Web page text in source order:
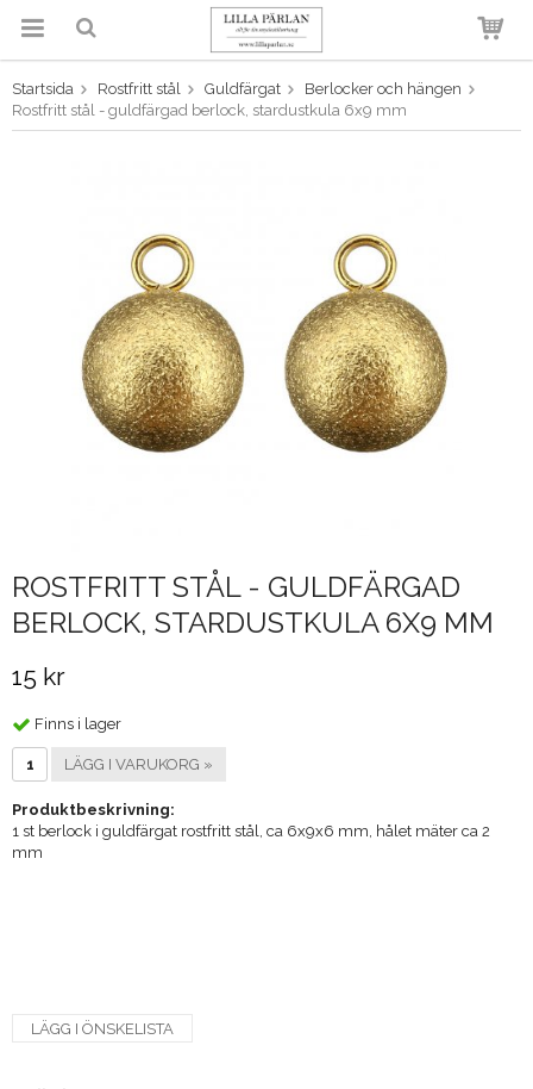
Produkten har blivit tillagd i
varukorgen
Startsida Rostfritt stål Guldfärgat
Berlocker och hängen
Rostfritt stål - guldfärgad berlock, stardustkula 6x9 mm
ROSTFRITT STÅL - GULDFÄRGAD
BERLOCK, STARDUSTKULA 6X9 MM
15 kr
Finns i lager
LÄGG I VARUKORG »
Produktbeskrivning:
1 st berlock i guldfärgat rostfritt stål, ca 6x9x6 mm, hålet mäter ca 2
mm
LÄGG I ÖNSKELISTA